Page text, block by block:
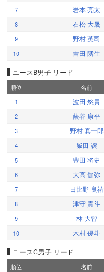
7
岩本 亮太
8
石松 大晟
9
野村 英司
10
吉田 隣生
ユースB男子 リード
順位 名前
1 波田 悠貴
2
蔭谷 康平
3
野村 真一郎
4
飯田 譲
5
豊田 将史
6
大高 伽弥
7
日比野 良祐
8
津守 貴斗
9
林 大智
10
木村 優斗
ユースC男子 リード
順位 名前